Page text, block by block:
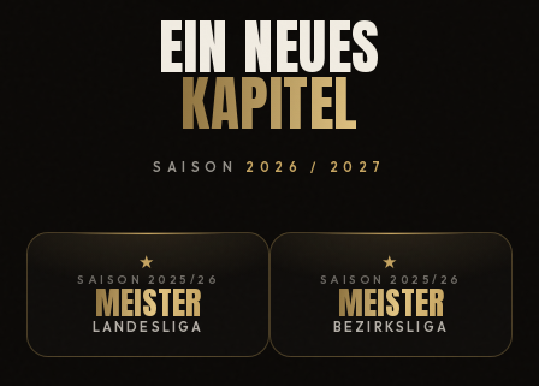
EIN NEUES
KAPITEL
SAISON 2026 / 2027
★
SAISON 2025/26
MEISTER
LANDESLIGA
★
SAISON 2025/26
MEISTER
BEZIRKSLIGA